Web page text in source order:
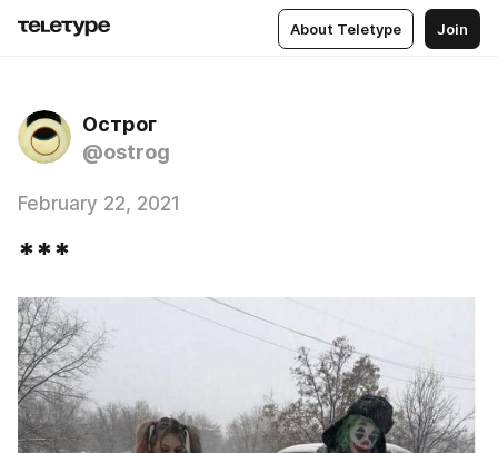
About Teletype Join
Острог
@ostrog
February 22, 2021
***